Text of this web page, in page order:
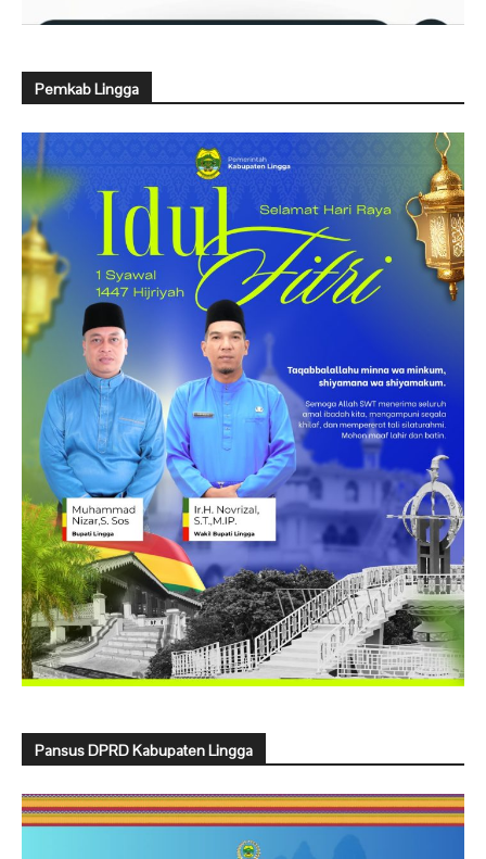
Pemkab Lingga
Pansus DPRD Kabupaten Lingga